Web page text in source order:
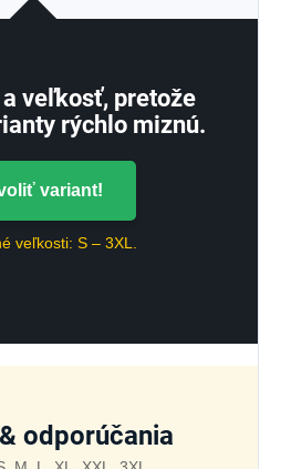
veľkosť, pretože
rýchlo miznú.
variant!
veľkosti: S – 3XL.
odporúčania